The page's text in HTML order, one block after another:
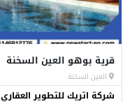
قرية بوهو العين السخنة
العين السخنة
شركة اتريك للتطوير العقاري